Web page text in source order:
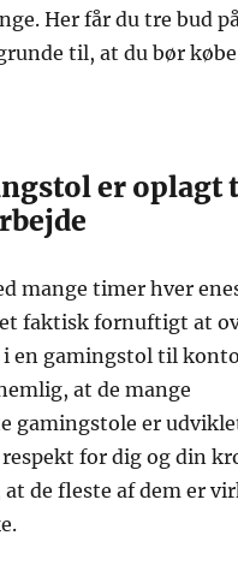
Her får du tre bud
til, at du bør
er oplagt
mange timer hver
faktisk fornuftigt at
i en gamingstol til
at de mange
gamingstole er
for dig og din
de fleste af dem er